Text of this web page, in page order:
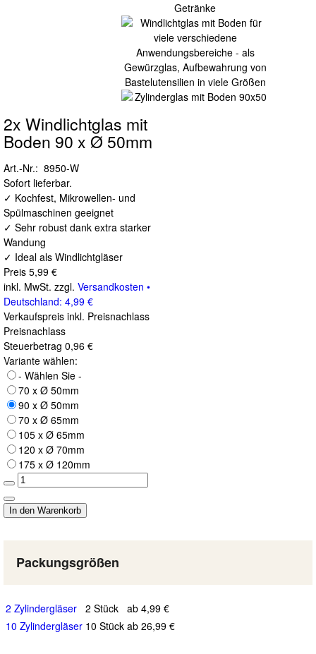
2x Windlichtglas mit
Boden 90 x Ø 50mm
Art.-Nr.: 8950-W
Sofort lieferbar.
✓ Kochfest, Mikrowellen- und
Spülmaschinen geeignet
✓ Sehr robust dank extra starker
Wandung
✓ Ideal als Windlichtgläser
Preis 5,99 €
inkl. MwSt. zzgl. Versandkosten •
Deutschland: 4,99 €
Verkaufspreis inkl. Preisnachlass
Preisnachlass
Steuerbetrag 0,96 €
Variante wählen:
- Wählen Sie -
70 x Ø 50mm
90 x Ø 50mm
70 x Ø 65mm
105 x Ø 65mm
120 x Ø 70mm
175 x Ø 120mm
Packungsgrößen
2 Zylindergläser 2 Stück ab 4,99 €
10 Zylindergläser 10 Stück ab 26,99 €